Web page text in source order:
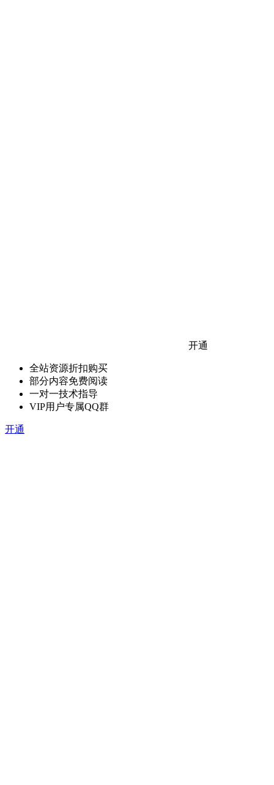
开通
全站资源折扣购买
部分内容免费阅读
一对一技术指导
VIP用户专属QQ群
开通